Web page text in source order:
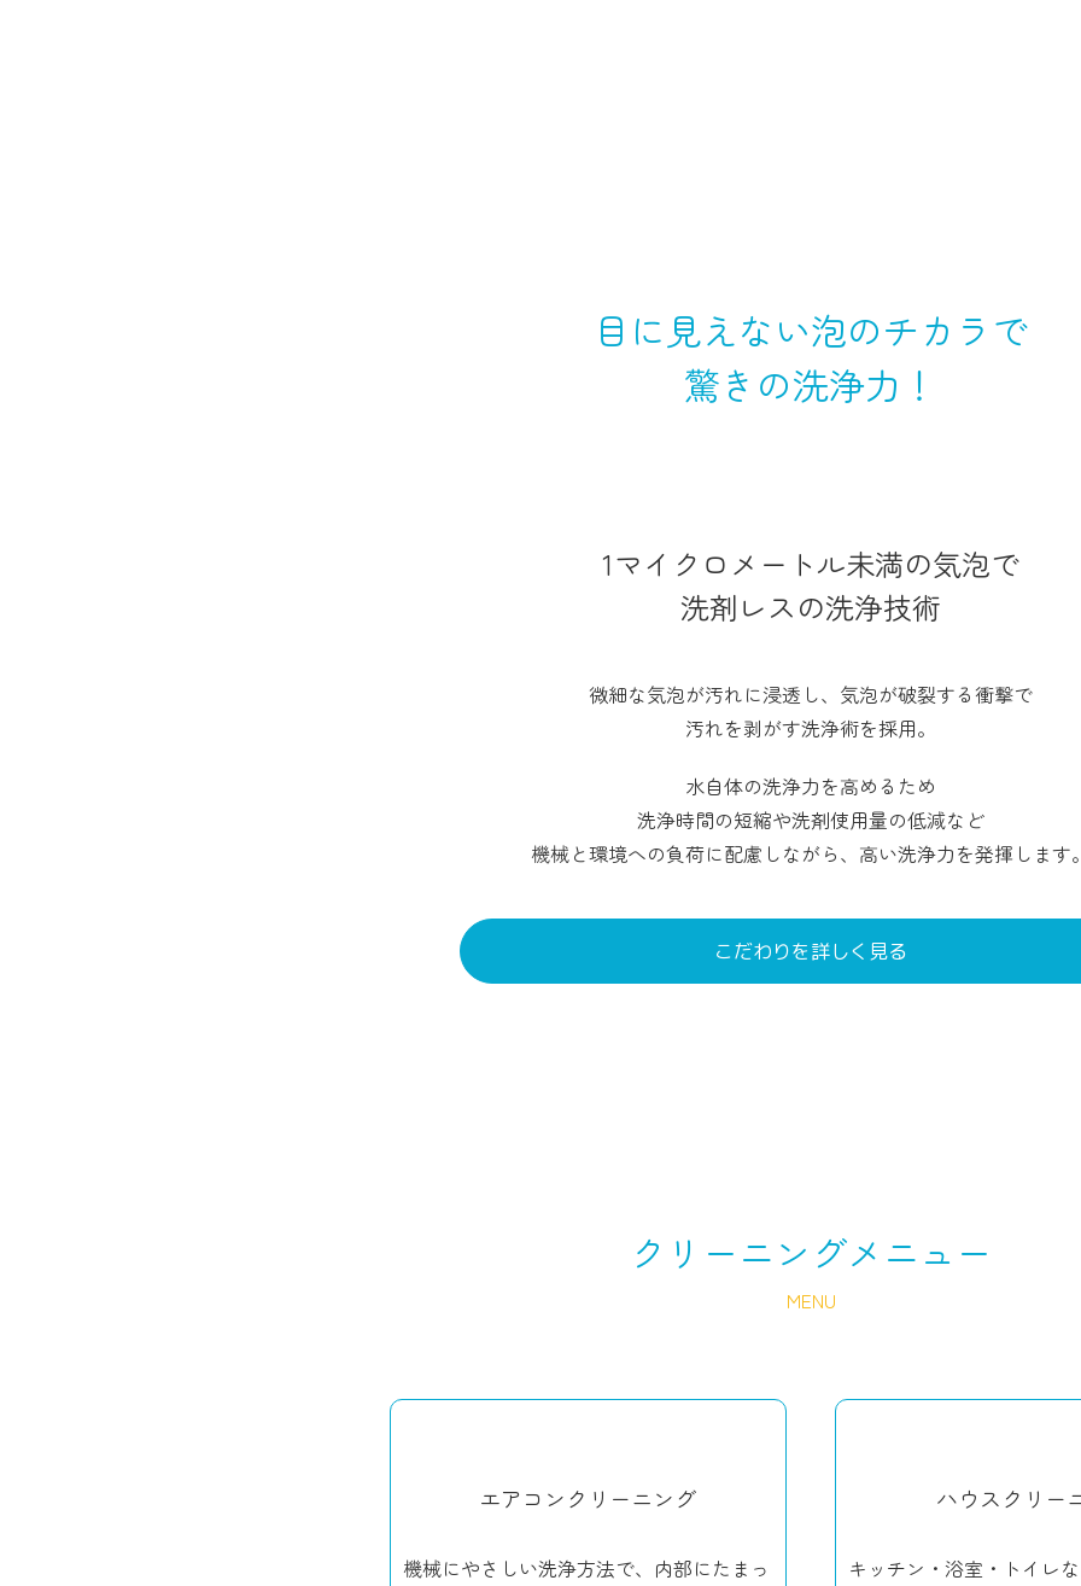
目に見えない泡のチカラで
驚きの洗浄力！
1マイクロメートル未満の気泡で
洗剤レスの洗浄技術
微細な気泡が汚れに浸透し、気泡が破裂する衝撃で
汚れを剥がす洗浄術を採用。
水自体の洗浄力を高めるため
洗浄時間の短縮や洗剤使用量の低減など
機械と環境への負荷に配慮しながら、高い洗浄力を発揮します
こだわりを詳しく見る
クリーニングメニュー
MENU
エアコンクリーニング
機械にやさしい洗浄方法で、内部にたまっ
ハウスクリー
キッチン・浴室・トイレ